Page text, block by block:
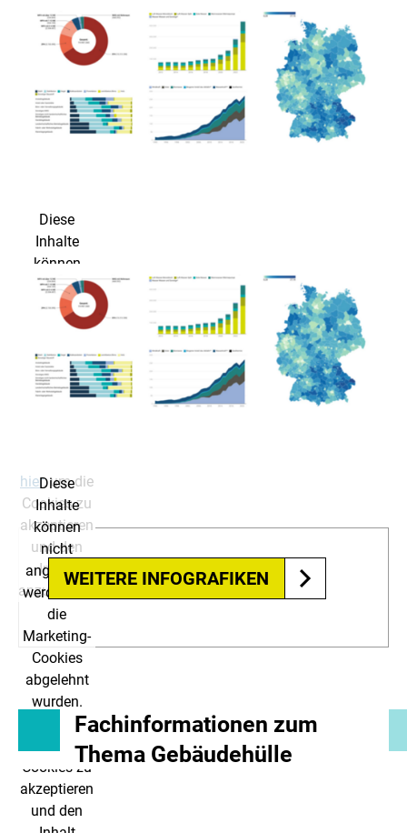
Diese
Inhalte
können
nicht
angezeigt
werden, da
die
Marketing-
Cookies
hier, um die
Cookies zu
akzeptieren
und den
Inhalt
anzuzeigen!
Diese
Inhalte
können
nicht
angezeigt
werden, da
die
Marketing-
Cookies
abgelehnt
wurden.
Klicken Sie
, um die
Cookies zu
akzeptieren
und den
WEITERE INFOGRAFIKEN
Fachinformationen zum
Thema Gebäudehülle